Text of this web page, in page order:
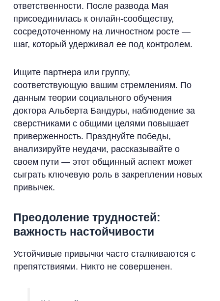
ответственности. После развода Мая
присоединилась к онлайн-сообществу,
сосредоточенному на личностном росте —
шаг, который удерживал ее под контролем.
Ищите партнера или группу,
соответствующую вашим стремлениям. По
данным теории социального обучения
доктора Альберта Бандуры, наблюдение за
сверстниками с общими целями повышает
приверженность. Празднуйте победы,
анализируйте неудачи, рассказывайте о
своем пути — этот общинный аспект может
сыграть ключевую роль в закреплении новых
привычек.
Преодоление трудностей:
важность настойчивости
Устойчивые привычки часто сталкиваются с
препятствиями. Никто не совершенен.